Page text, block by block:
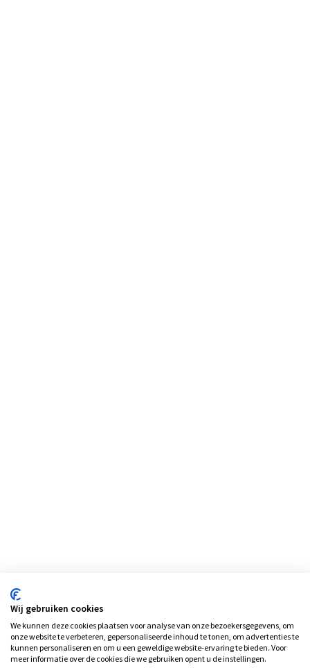
Wij gebruiken cookies
We kunnen deze cookies plaatsen voor analyse van onze bezoekersgegevens, om
onze website te verbeteren, gepersonaliseerde inhoud te tonen, om advertenties te
kunnen personaliseren en om u een geweldige website-ervaring te bieden. Voor
meer informatie over de cookies die we gebruiken opent u de instellingen.